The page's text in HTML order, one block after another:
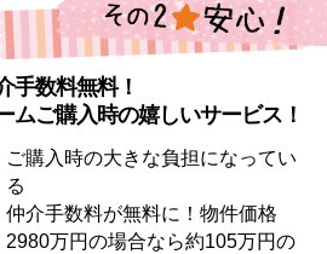
手数料無料！
ムご購入時の嬉しいサービス！
ご購入時の大きな負担になってい
る
仲介手数料が無料に！物件価格
2980万円の場合なら約105万円の